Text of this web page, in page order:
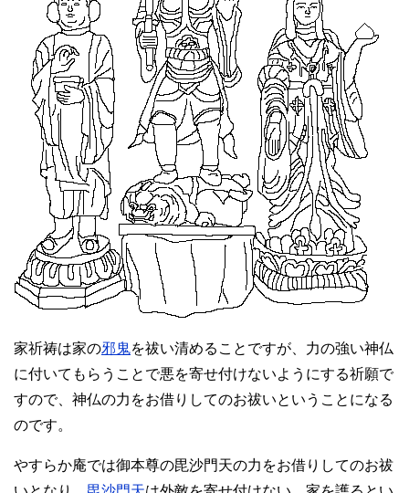
家祈祷は家の邪鬼を祓い清めることですが、力の強い神仏
に付いてもらうことで悪を寄せ付けないようにする祈願で
すので、神仏の力をお借りしてのお祓いということになる
のです。
やすらか庵では御本尊の毘沙門天の力をお借りしてのお祓